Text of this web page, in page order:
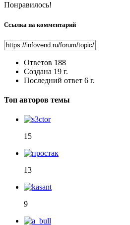
Понравилось!
Ссылка на комментарий
Ответов 188
Создана 19 г.
Последний ответ 6 г.
Топ авторов темы
15
13
9